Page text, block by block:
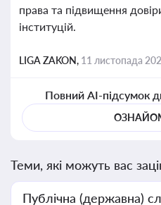
права та підвищення
інституцій.
LIGA ZAKON, 11 листопада
Повний AI-підсумок
Теми, які можуть вас
Публічна (державна)